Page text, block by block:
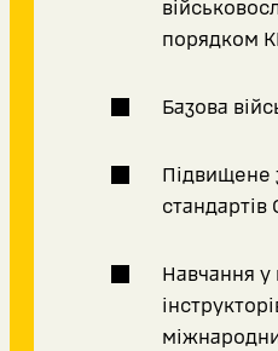
порядком
Базова
Підвищене
стандартів
Навчання